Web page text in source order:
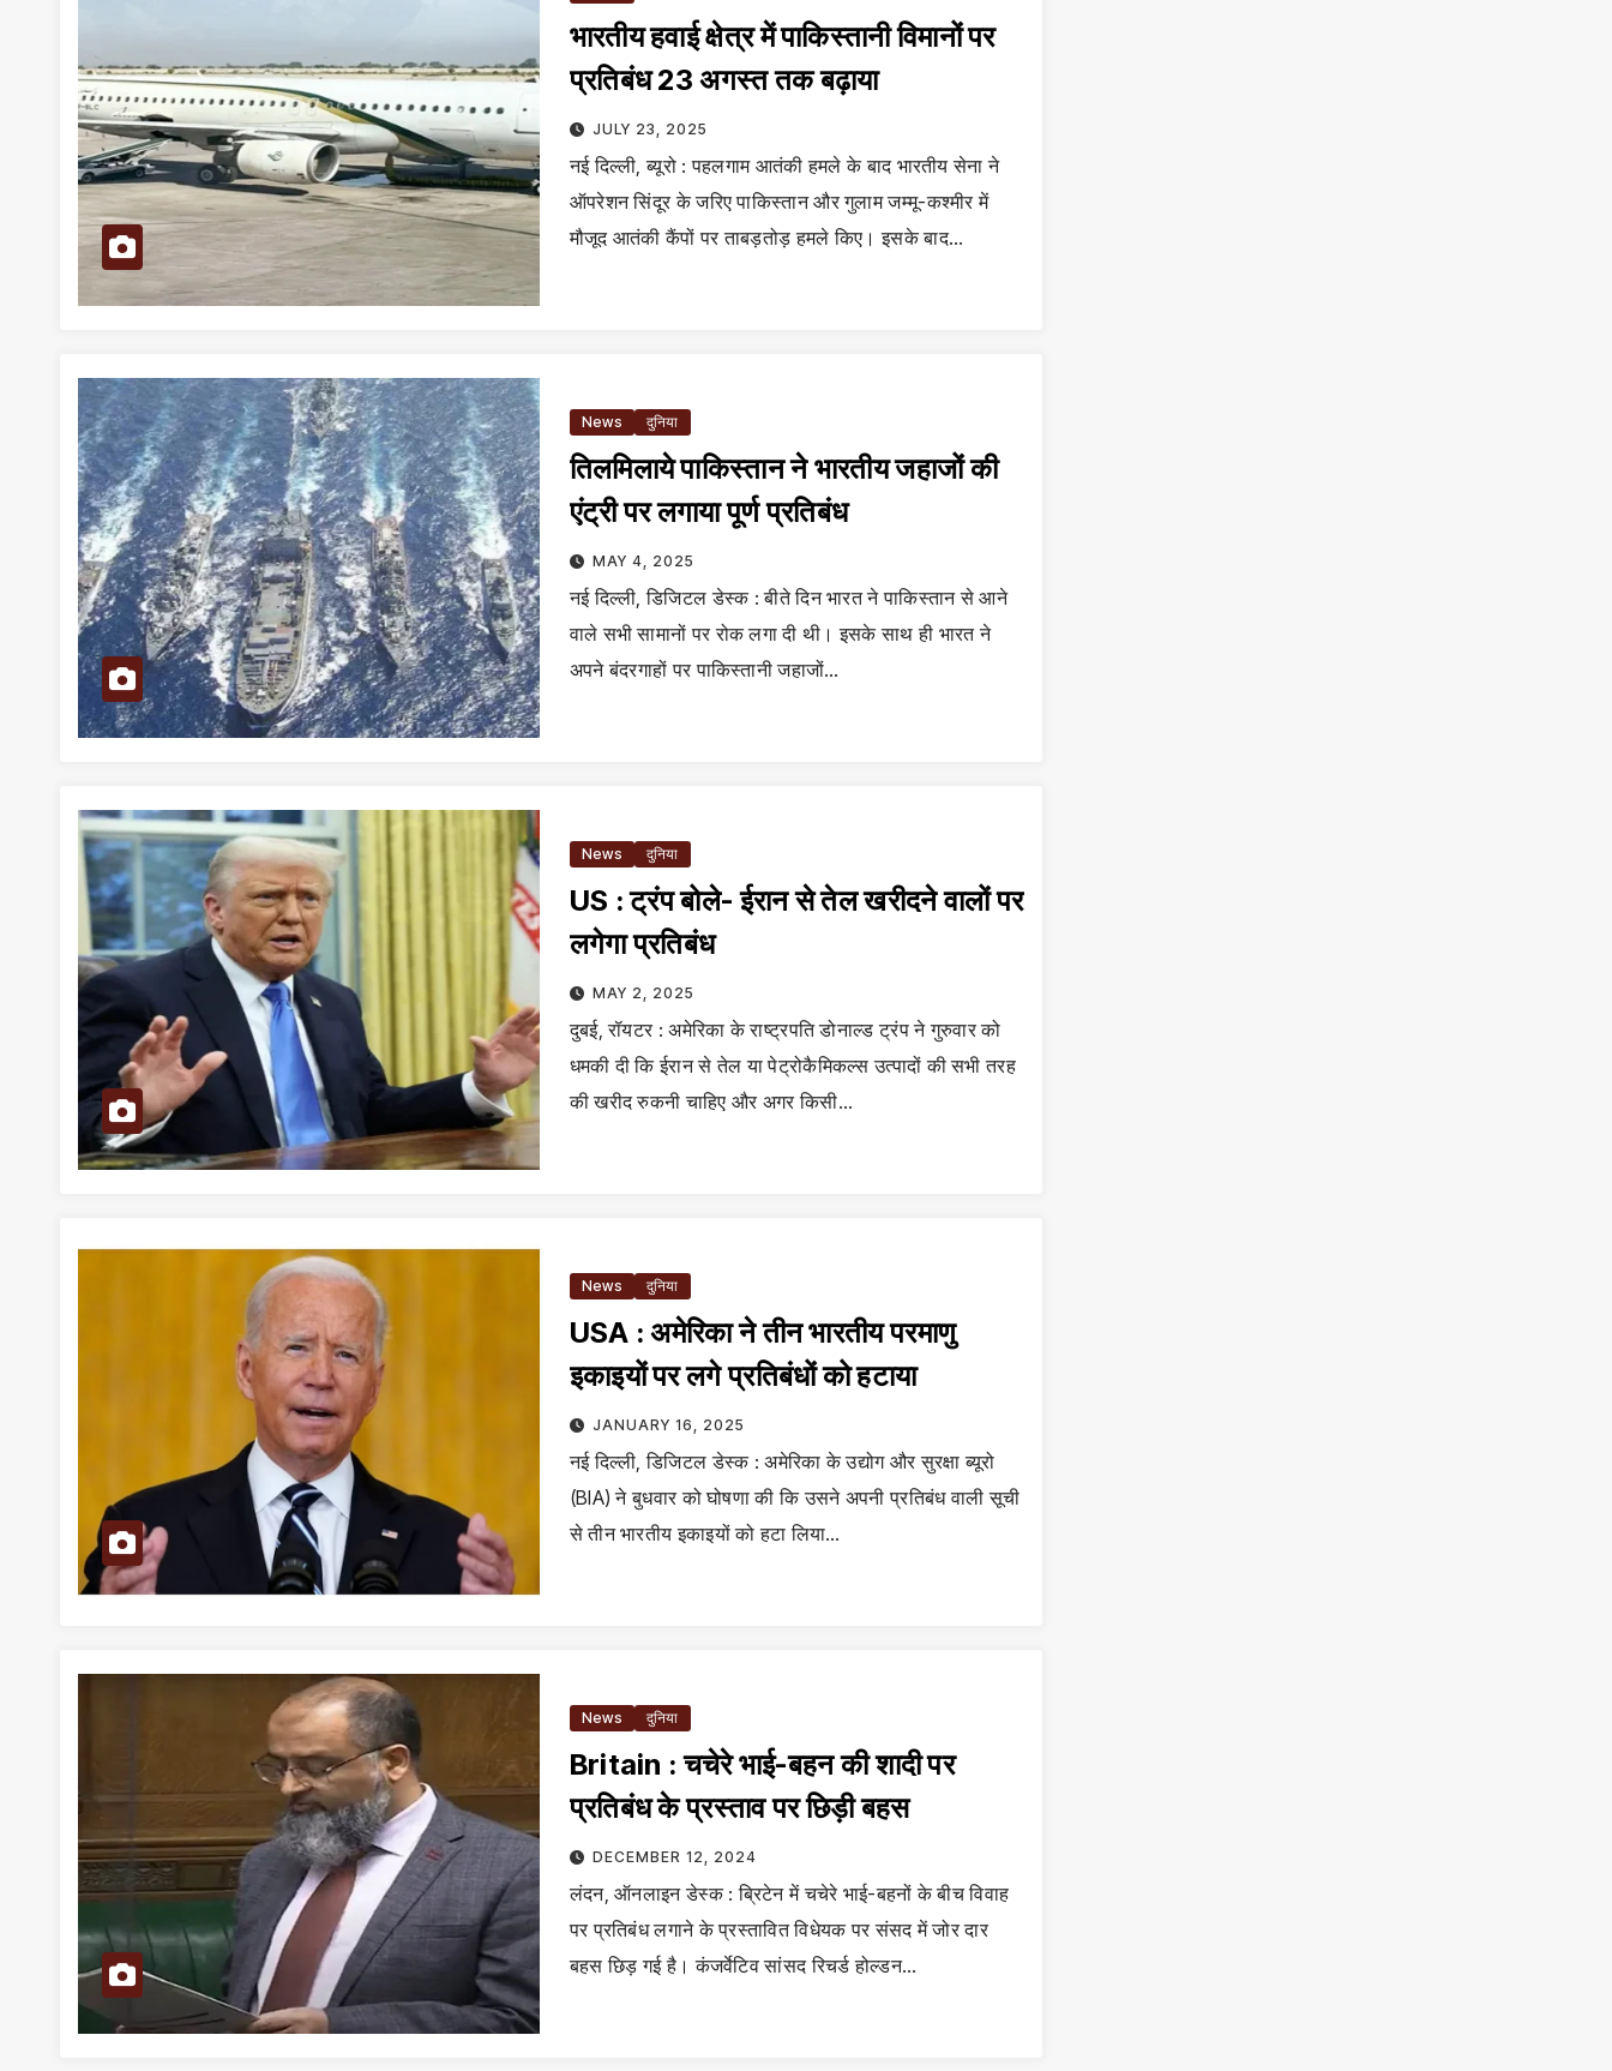
भारतीय हवाई क्षेत्र में पाकिस्तानी विमानों पर
प्रतिबंध 23 अगस्त तक बढ़ाया
JULY 23, 2025
नई दिल्ली, ब्यूरो : पहलगाम आतंकी हमले के बाद भारतीय सेना ने
ऑपरेशन सिंदूर के जरिए पाकिस्तान और गुलाम जम्मू-कश्मीर में
मौजूद आतंकी कैंपों पर ताबड़तोड़ हमले किए। इसके बाद…
News दुनिया
तिलमिलाये पाकिस्तान ने भारतीय जहाजों की
एंट्री पर लगाया पूर्ण प्रतिबंध
MAY 4, 2025
नई दिल्ली, डिजिटल डेस्क : बीते दिन भारत ने पाकिस्तान से आने
वाले सभी सामानों पर रोक लगा दी थी। इसके साथ ही भारत ने
अपने बंदरगाहों पर पाकिस्तानी जहाजों…
News दुनिया
US : ट्रंप बोले- ईरान से तेल खरीदने वालों पर
लगेगा प्रतिबंध
MAY 2, 2025
दुबई, रॉयटर : अमेरिका के राष्ट्रपति डोनाल्ड ट्रंप ने गुरुवार को
धमकी दी कि ईरान से तेल या पेट्रोकैमिकल्स उत्पादों की सभी तरह
की खरीद रुकनी चाहिए और अगर किसी…
News दुनिया
USA : अमेरिका ने तीन भारतीय परमाणु
इकाइयों पर लगे प्रतिबंधों को हटाया
JANUARY 16, 2025
नई दिल्ली, डिजिटल डेस्क : अमेरिका के उद्योग और सुरक्षा ब्यूरो
(BIA) ने बुधवार को घोषणा की कि उसने अपनी प्रतिबंध वाली सूची
से तीन भारतीय इकाइयों को हटा लिया…
News दुनिया
Britain : चचेरे भाई-बहन की शादी पर
प्रतिबंध के प्रस्ताव पर छिड़ी बहस
DECEMBER 12, 2024
लंदन, ऑनलाइन डेस्क : ब्रिटेन में चचेरे भाई-बहनों के बीच विवाह
पर प्रतिबंध लगाने के प्रस्तावित विधेयक पर संसद में जोर दार
बहस छिड़ गई है। कंजर्वेटिव सांसद रिचर्ड होल्डन…